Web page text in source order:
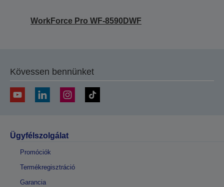
WorkForce Pro WF-8590DWF
Kövessen bennünket
Ügyfélszolgálat
Promóciók
Termékregisztráció
Garancia